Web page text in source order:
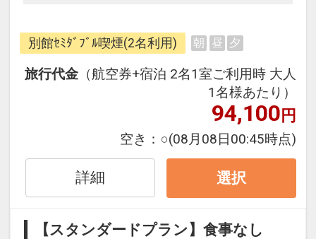
できるダイナミックパッケージだか
ら、一都市滞在はもちろん周遊旅行
にも最適！
旅行期間中の1泊だけの宿泊や延
泊・飛び泊なども自由自在です。
フライトは、安心のJAL（または
JALグループ）確約！フライトマイ
ル50%貯まります。
オプションでレンタカーや現地交
通・体験プランなどの追加（同時予
約）が可能なプランもございます。
別館ｾﾐﾀﾞﾌﾞﾙ喫煙(2名利用) 朝 昼 夕
旅行代金 （航空券+宿泊 2名1室ご利用時 大人
1名様あたり）
94,100円
空き： ○(08月08日00:45時点)
詳細 選択
【スタンダードプラン】食事なし